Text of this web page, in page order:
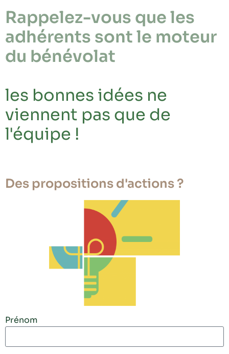
Rappelez-vous que les
adhérents sont le moteur
du bénévolat
les bonnes idées ne
viennent pas que de
l'équipe !
Des propositions d'actions ?
Prénom